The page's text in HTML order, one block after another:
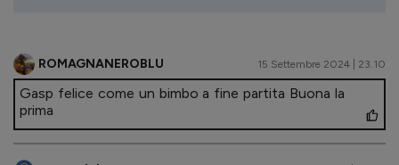
ROMAGNANEROBLU 15 Settembre 2024 | 23.10
Gasp felice come un bimbo a fine partita Buona la
prima